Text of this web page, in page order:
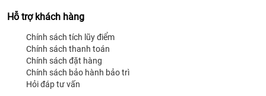
Hỗ trợ khách hàng
Chính sách tích lũy điểm
Chính sách thanh toán
Chính sách đặt hàng
Chính sách bảo hành bảo trì
Hỏi đáp tư vấn